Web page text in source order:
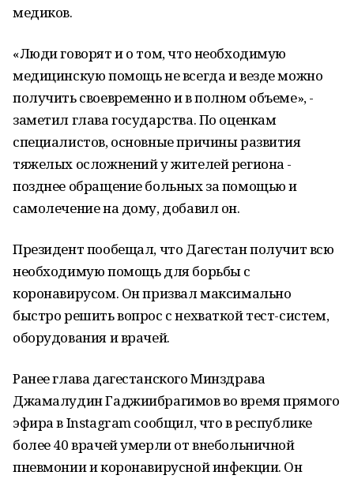
медиков.
«Люди говорят и о том, что необходимую
медицинскую помощь не всегда и везде можно
получить своевременно и в полном объеме», -
заметил глава государства. По оценкам
специалистов, основные причины развития
тяжелых осложнений у жителей региона -
позднее обращение больных за помощью и
самолечение на дому, добавил он.
Президент пообещал, что Дагестан получит всю
необходимую помощь для борьбы с
коронавирусом. Он призвал максимально
быстро решить вопрос с нехваткой тест-систем,
оборудования и врачей.
Ранее глава дагестанского Минздрава
Джамалудин Гаджиибрагимов во время прямого
эфира в Instagram сообщил, что в республике
более 40 врачей умерли от внебольничной
пневмонии и коронавирусной инфекции. Он